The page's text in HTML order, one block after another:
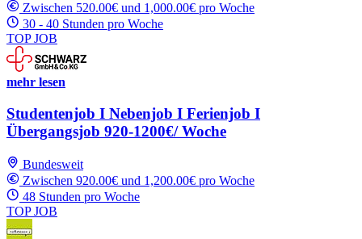
Zwischen 520.00€ und 1,000.00€ pro Woche
30 - 40 Stunden pro Woche
TOP JOB
mehr lesen
Studentenjob I Nebenjob I Ferienjob I
Übergangsjob 920-1200€/ Woche
Bundesweit
Zwischen 920.00€ und 1,200.00€ pro Woche
48 Stunden pro Woche
TOP JOB